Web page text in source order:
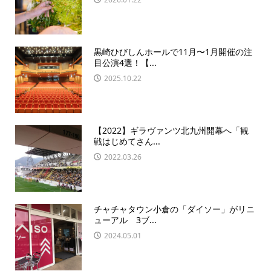
黒崎ひびしんホールで11月〜1月開催の注
目公演4選！【...
2025.10.22
【2022】ギラヴァンツ北九州開幕へ「観
戦はじめてさん...
2022.03.26
チャチャタウン小倉の「ダイソー」がリニ
ューアル 3ブ...
2024.05.01